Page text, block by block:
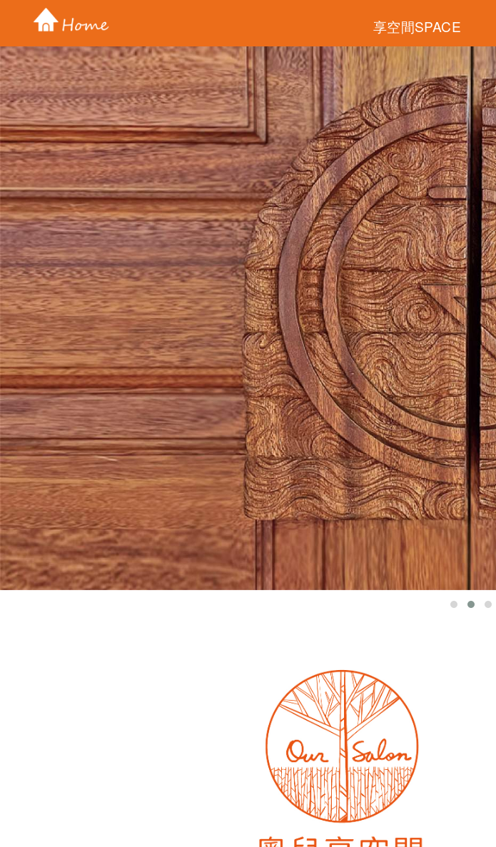
享空間SPACE